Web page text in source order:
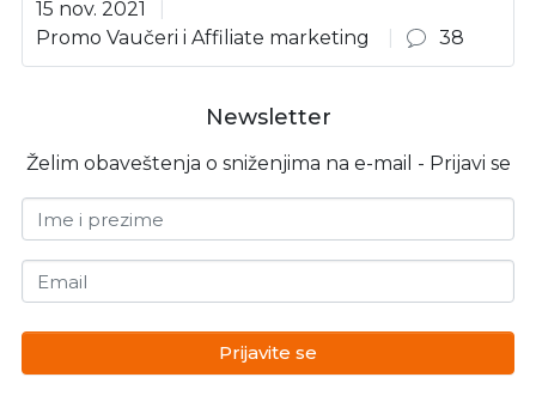
15 nov. 2021
Promo Vaučeri i Affiliate marketing
38
Newsletter
Želim obaveštenja o sniženjima na e-mail - Prijavi se
Ime i prezime
Email
Prijavite se